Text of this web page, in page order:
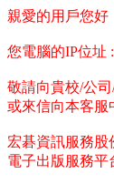
親愛的用戶您好
您電腦的IP位址
敬請向貴校/公
或來信向本客服
宏碁資訊服務股
電子出版服務平